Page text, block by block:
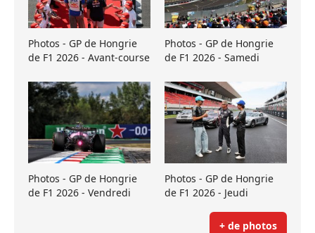
Photos - GP de Hongrie
de F1 2026 - Avant-course
Photos - GP de Hongrie
de F1 2026 - Samedi
Photos - GP de Hongrie
de F1 2026 - Vendredi
Photos - GP de Hongrie
de F1 2026 - Jeudi
+ de photos